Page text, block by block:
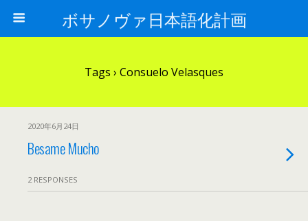
ボサノヴァ日本語化計画
Tags › Consuelo Velasques
2020年6月24日
Besame Mucho
2 RESPONSES